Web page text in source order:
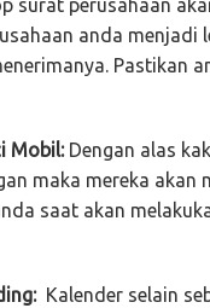
surat perusahaan
anda menjadi
Pastikan
Mobil:Dengan alas
maka mereka akan
saat akan
Kalender selain